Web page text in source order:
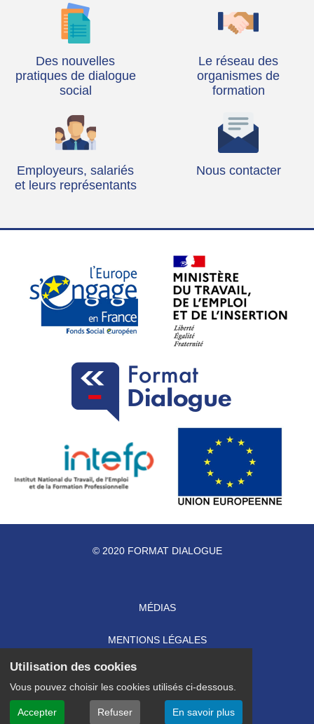
Utilisation des cookies
Vous pouvez choisir les cookies utilisés ci-dessous.
Accepter Refuser En savoir plus
Des nouvelles
pratiques de dialogue
social
Le réseau des
organismes de
formation
Employeurs, salariés
et leurs représentants
Nous contacter
© 2020 FORMAT DIALOGUE
MÉDIAS
MENTIONS LÉGALES
ACCESSIBILITÉ
PLAN DU SITE